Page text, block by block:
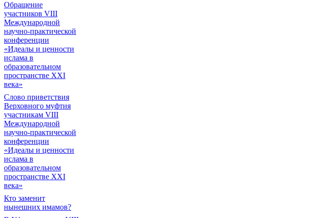
Обращение
участников VIII
Международной
научно-практической
конференции
«Идеалы и ценности
ислама в
образовательном
пространстве XXI
века»
Слово приветствия
Верховного муфтия
участникам VIII
Международной
научно-практической
конференции
«Идеалы и ценности
ислама в
образовательном
пространстве XXI
века»
Кто заменит
нынешних имамов?